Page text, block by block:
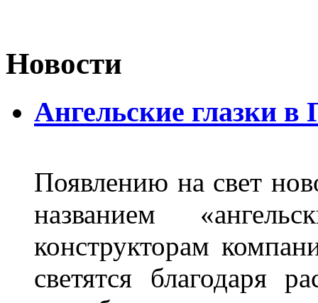
Новости
Ангельские глазки в
Появлению на свет
названием
конструкторам
светятся благодаря